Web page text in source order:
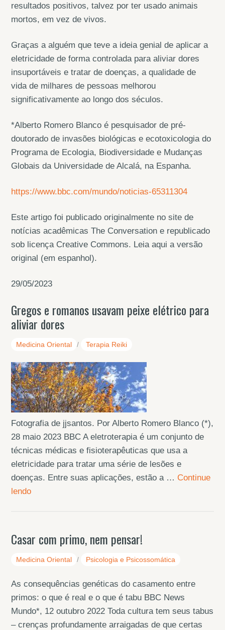
resultados positivos, talvez por ter usado animais
mortos, em vez de vivos.
Graças a alguém que teve a ideia genial de aplicar a
eletricidade de forma controlada para aliviar dores
insuportáveis e tratar de doenças, a qualidade de
vida de milhares de pessoas melhorou
significativamente ao longo dos séculos.
*Alberto Romero Blanco é pesquisador de pré-
doutorado de invasões biológicas e ecotoxicologia do
Programa de Ecologia, Biodiversidade e Mudanças
Globais da Universidade de Alcalá, na Espanha.
https://www.bbc.com/mundo/noticias-65311304
Este artigo foi publicado originalmente no site de
notícias acadêmicas The Conversation e republicado
sob licença Creative Commons. Leia aqui a versão
original (em espanhol).
29/05/2023
Gregos e romanos usavam peixe elétrico para
aliviar dores
Medicina Oriental / Terapia Reiki
Fotografia de jjsantos. Por Alberto Romero Blanco (*),
28 maio 2023 BBC A eletroterapia é um conjunto de
técnicas médicas e fisioterapêuticas que usa a
eletricidade para tratar uma série de lesões e
doenças. Entre suas aplicações, estão a … Continue
lendo
Casar com primo, nem pensar!
Medicina Oriental / Psicologia e Psicossomática
As consequências genéticas do casamento entre
primos: o que é real e o que é tabu BBC News
Mundo*, 12 outubro 2022 Toda cultura tem seus tabus
– crenças profundamente arraigadas de que certas